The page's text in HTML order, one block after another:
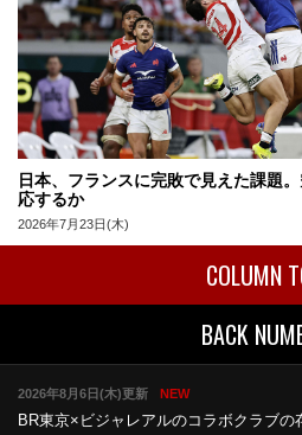
日本、フランスに完敗で見えた課題
応するか
2026年7月23日(木)
COLUMN
BACK
2026年8月6日(木)更新 NEW
BR東京×ビジャレアルのコラボクラブの